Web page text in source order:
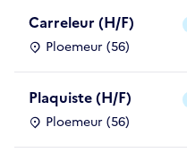
Carreleur (H/F)
Ploemeur (56)
Plaquiste (H/F)
Ploemeur (56)